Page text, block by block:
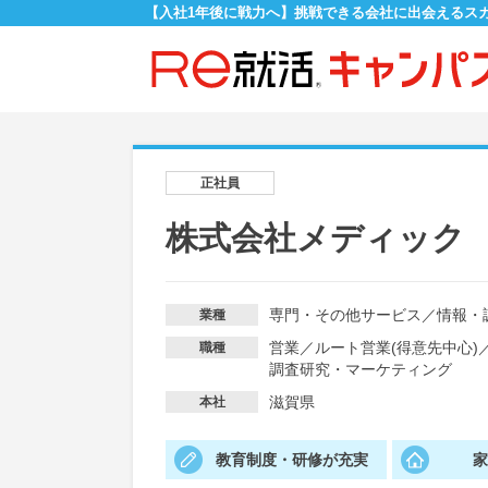
【入社1年後に戦力へ】挑戦できる会社に出会えるス
正社員
株式会社メディック
業種 専門・その他サービス ／情報・
職種 営業／ ルート営業(得意先中心)
調査研究・マーケティング
本社 滋賀県
教育制度・研修が充実